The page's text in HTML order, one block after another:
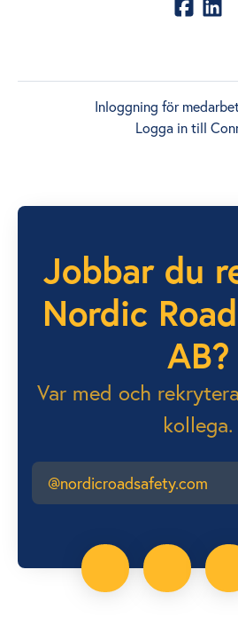
Inloggning för
Logga in till
Jobbar du
Nordic
AB?
Var med och
kollega.
@nordicroadsafety.com